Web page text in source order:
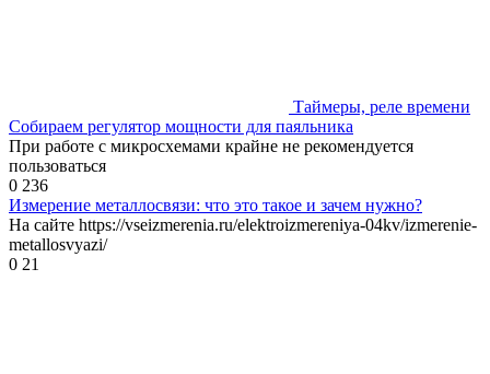
Таймеры, реле времени
Собираем регулятор мощности для паяльника
При работе с микросхемами крайне не рекомендуется
пользоваться
0 236
Измерение металлосвязи: что это такое и зачем нужно?
На сайте https://vseizmerenia.ru/elektroizmereniya-04kv/izmerenie-
metallosvyazi/
0 21